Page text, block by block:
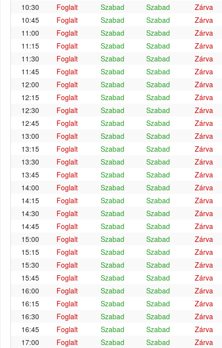
10:30
Foglalt Szabad Szabad
Zárva
10:45
Foglalt Szabad Szabad
Zárva
11:00
Foglalt Szabad Szabad
Zárva
11:15
Foglalt Szabad Szabad
Zárva
11:30
Foglalt Szabad Szabad
Zárva
11:45
Foglalt Szabad Szabad
Zárva
12:00
Foglalt Szabad Szabad
Zárva
12:15
Foglalt Szabad Szabad
Zárva
12:30
Foglalt Szabad Szabad
Zárva
12:45
Foglalt Szabad Szabad
Zárva
13:00
Foglalt Szabad Szabad
Zárva
13:15
Foglalt Szabad Szabad
Zárva
13:30
Foglalt Szabad Szabad
Zárva
13:45
Foglalt Szabad Szabad
Zárva
14:00
Foglalt Szabad Szabad
Zárva
14:15
Foglalt Szabad Szabad
Zárva
14:30
Foglalt Szabad Szabad
Zárva
14:45
Foglalt Szabad Szabad
Zárva
15:00
Foglalt Szabad Szabad
Zárva
15:15
Foglalt Szabad Szabad
Zárva
15:30
Foglalt Szabad Szabad
Zárva
15:45
Foglalt Szabad Szabad
Zárva
16:00
Foglalt Szabad Szabad
Zárva
16:15
Foglalt Szabad Szabad
Zárva
16:30
Foglalt Szabad Szabad
Zárva
16:45
Foglalt Szabad Szabad
Zárva
17:00
Foglalt Szabad Szabad
Zárva